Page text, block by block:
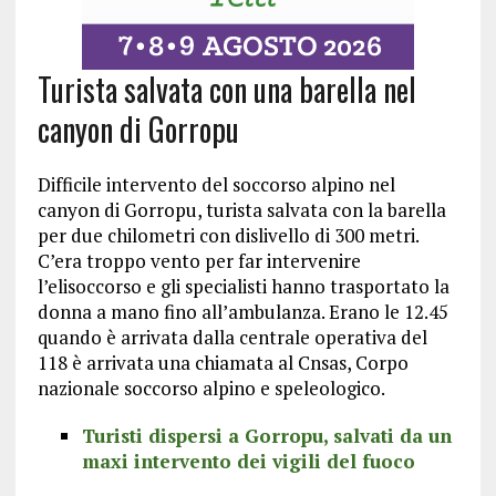
Turista salvata con una barella nel
canyon di Gorropu
Difficile intervento del soccorso alpino nel
canyon di Gorropu, turista salvata con la barella
per due chilometri con dislivello di 300 metri.
C’era troppo vento per far intervenire
l’elisoccorso e gli specialisti hanno trasportato la
donna a mano fino all’ambulanza. Erano le 12.45
quando è arrivata dalla centrale operativa del
118 è arrivata una chiamata al Cnsas, Corpo
nazionale soccorso alpino e speleologico.
Turisti dispersi a Gorropu, salvati da un
maxi intervento dei vigili del fuoco